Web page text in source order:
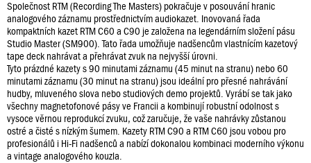
Společnost RTM (Recording The Masters) pokračuje v posouvání hranic
analogového záznamu prostřednictvím audiokazet. Inovovaná řada
kompaktních kazet RTM C60 a C90 je založena na legendárním složení pásu
Studio Master (SM900). Tato řada umožňuje nadšencům vlastnícím kazetový
tape deck nahrávat a přehrávat zvuk na nejvyšší úrovni.
Tyto prázdné kazety s 90 minutami záznamu (45 minut na stranu) nebo 60
minutami záznamu (30 minut na stranu) jsou ideální pro přesné nahrávání
hudby, mluveného slova nebo studiových demo projektů. Vyrábí se tak jako
všechny magnetofonové pásy ve Francii a kombinují robustní odolnost s
vysoce věrnou reprodukcí zvuku, což zaručuje, že vaše nahrávky zůstanou
ostré a čisté s nízkým šumem. Kazety RTM C90 a RTM C60 jsou vobou pro
profesionálů i Hi-Fi nadšenců a nabízí dokonalou kombinaci moderního výkonu
a vintage analogového kouzla.